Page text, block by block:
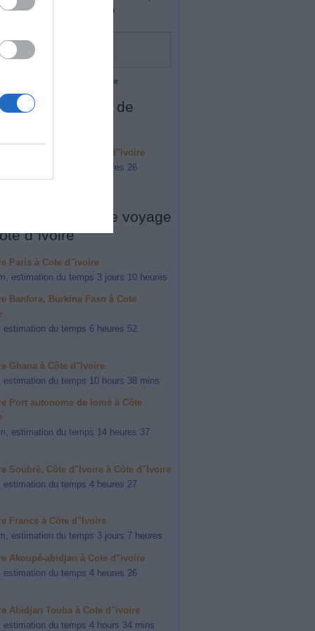
destination se trouvera sur la
cartographiques ©2015 Google
forfaits à partir de
Akoupé-abidjan à Cote d"ivoire
estimation du temps 4 heures 26
destinations de voyage
d"ivoire
Paris à Cote d"ivoire
estimation du temps 3 jours 10 heures
Banfora, Burkina Faso à Cote
estimation du temps 6 heures 52
Ghana à Côte d"Ivoire
estimation du temps 10 hours 38 mins
Port autonome de lomé à Côte
estimation du temps 14 heures 37
Soubré, Côte d"Ivoire à Côte d"Ivoire
estimation du temps 4 heures 27
France à Côte d"Ivoire
estimation du temps 3 jours 7 heures
Akoupé-abidjan à Cote d"ivoire
estimation du temps 4 heures 26
Abidjan Touba à Cote d"ivoire
estimation du temps 4 hours 34 mins